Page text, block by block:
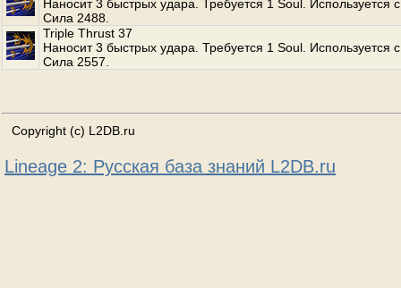
Наносит 3 быстрых удара. Требуется 1 Soul. Используется
Сила 2488.
Triple Thrust 37
Наносит 3 быстрых удара. Требуется 1 Soul. Используется
Сила 2557.
Copyright (c) L2DB.ru
Lineage 2: Русская база знаний L2DB.ru